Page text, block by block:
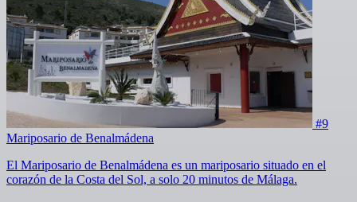
#9
Mariposario de Benalmádena
El Mariposario de Benalmádena es un mariposario situado en el
corazón de la Costa del Sol, a solo 20 minutos de Málaga.